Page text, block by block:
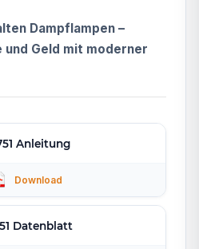
Dampflampen –
und Geld mit moderner
Anleitung
Datenblatt